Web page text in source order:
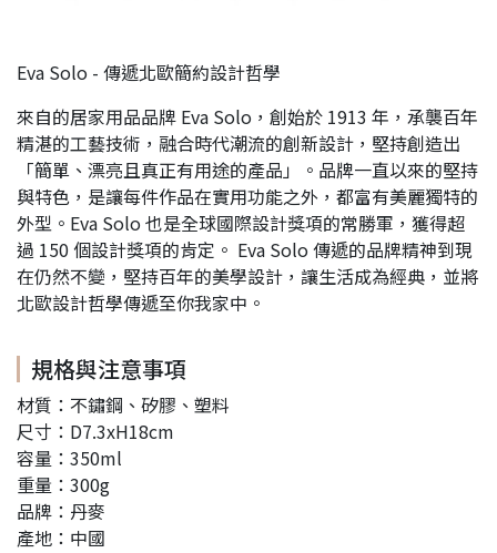
Eva Solo - 傳遞北歐簡約設計哲學
來自的居家用品品牌 Eva Solo，創始於 1913 年，承襲百年
精湛的工藝技術，融合時代潮流的創新設計，堅持創造出
「簡單、漂亮且真正有用途的產品」。品牌一直以來的堅持
與特色，是讓每件作品在實用功能之外，都富有美麗獨特的
外型。Eva Solo 也是全球國際設計獎項的常勝軍，獲得超
過 150 個設計獎項的肯定。 Eva Solo 傳遞的品牌精神到現
在仍然不變，堅持百年的美學設計，讓生活成為經典，並將
北歐設計哲學傳遞至你我家中。
規格與注意事項
材質：不鏽鋼、矽膠、塑料
尺寸：D7.3xH18cm
容量：350ml
重量：300g
品牌：丹麥
產地：中國